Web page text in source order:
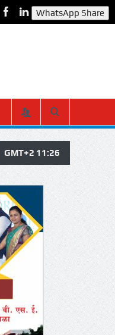
ज्ञानदेव-तुकाराम नावाने संपूर्ण
GMT+2 11:26
WhatsApp Share